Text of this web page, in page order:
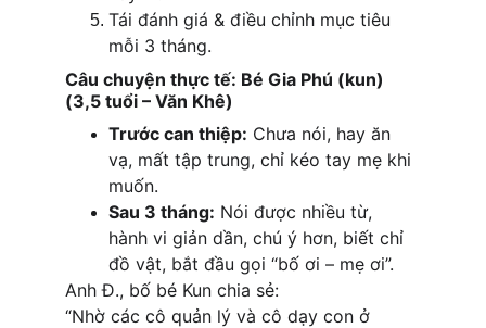
Tái đánh giá & điều chỉnh mục tiêu
mỗi 3 tháng.
Câu chuyện thực tế: Bé Gia Phú (kun)
(3,5 tuổi – Văn Khê)
Trước can thiệp: Chưa nói, hay ăn
vạ, mất tập trung, chỉ kéo tay mẹ khi
muốn.
Sau 3 tháng: Nói được nhiều từ,
hành vi giản dần, chú ý hơn, biết chỉ
đồ vật, bắt đầu gọi “bố ơi – mẹ ơi”.
Anh Đ., bố bé Kun chia sẻ:
“Nhờ các cô quản lý và cô dạy con ở